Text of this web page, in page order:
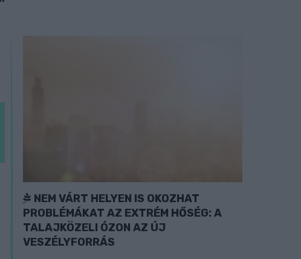
NEM VÁRT HELYEN IS OKOZHAT
PROBLÉMÁKAT AZ EXTRÉM HŐSÉG: A
TALAJKÖZELI ÓZON AZ ÚJ
VESZÉLYFORRÁS